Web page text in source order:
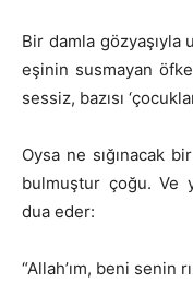
Bir damla gözyaşıyla
eşinin susmayan
sessiz, bazısı
Oysa ne sığınacak
bulmuştur çoğu. Ve
dua eder:
“Allah’ım, beni senin